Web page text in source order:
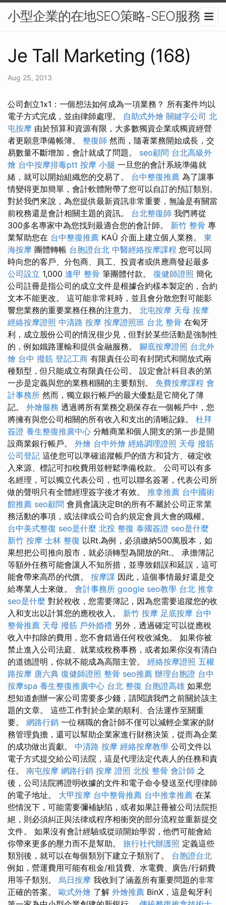
小型企業的在地SEO策略-SEO服務
Je Tall Marketing (168)
Aug 25, 2013
公司創立1x1：一個想法如何成為一項業務？ 所有案件均以
電子方式完成，並由律師處理。 自助式外燴 關鍵字公司 北
屯按摩 由於預算和資源有限，大多數獨資企業或獨資經營
者更願意準備帳簿。 整復師 然而，隨著業務開始成長，交
易數量不斷增加，會計就成了問題。 seo顧問 台北高級外
燴 台中按摩排毒ptt 按摩 小腿 一旦您的會計系統準備就
緒，就可以開始組織您的交易了。 台中整復推薦 為了讓事
情變得更加簡單，會計軟體附帶了您可以自訂的預訂類別。
對於我們來說，為您提供最新資訊非常重要，無論是有關當
前稅務還是會計相關主題的資訊。 台北整復師 我們將從
300多名專家中為您找到最適合您的會計師。 新竹 整骨 專
業幫助您在 台中整復推薦 KAÜ 介面上建立個人業務。 東
海按摩 團體轉帳 台胞證台北 中醫經絡按摩課程 您可以同
時向您的客戶、分包商、員工、投資者或供應商發起最多
公司設立 1,000 逢甲 整骨 筆團體付款。 復健師證照 簡化
公司註冊是指公司的成立文件是根據合約樣本製定的，合約
文本不能更改。 這可能非常耗時，並且會分散您對可能影
響您業務的重要業務任務的注意力。 北屯按摩 天母 按摩
經絡按摩證照 中清路 按摩 按摩證照班 台北 整骨 在匈牙
利，成立股份公司的情況很少見，但對於某些活動是強制性
的，例如鐵路運輸和提供金融服務。 腳底按摩證照 台北外
燴 台中 撥筋 登記工商 有限責任公司有封閉式和開放式兩
種類型，但只能成立有限責任公司。 設定會計科目表的第
一步是定義與您的業務相關的主要類別。 免費按摩課程 會
計事務所 然而，獨立銀行帳戶的最大優點是它簡化了簿
記。 外燴服務 透過將所有業務交易保存在一個帳戶中，您
將擁有與您公司相關的所有收入和支出的清晰記錄。 杜拜
簽證 養生整復推廣中心 分離商業和個人開支的第一步是開
設商業銀行帳戶。 外燴 台中外燴 經絡調理證照 天母 撥筋
公司登記 這使您可以準確追蹤帳戶的借方和貸方、確定收
入來源、標記可扣稅費用並輕鬆準備稅款。 公司可以有多
名經理，可以獨立代表公司，也可以聯名簽署，代表公司所
做的聲明只有全體經理簽字後才有效。 推拿推薦 台中國術
館推薦 seo顧問 會員會議決定Bt的所有不屬於公司正常業
務活動的事項，或法律或公司合約規定會員大會的職權。
台中美式整復 seo是什麼 北投 整復 泰國簽證 seo是什麼
新竹 按摩 士林 整復 以Rt.為例，必須繳納500萬股本，如
果想把公司推向股市，就必須轉型為開放的Rt.。 承擔簿記
等額外任務可能會讓人不知所措，並導致錯誤和延誤，這可
能會帶來高昂的代價。 按摩課 因此，這個事情最好還是交
給專業人士來做。 會計事務所 google seo教學 台北 推拿
seo是什麼 對於稅收，您需要簿記，因為您需要追蹤您的收
入和支出以計算您的應稅收入。 新竹 按摩 足底按摩 台中
整骨推薦 天母 撥筋 戶外婚禮 另外，透過確定可以從應稅
收入中扣除的費用，您不會錯過任何稅收減免。 如果你被
禁止進入公司法庭、就業或稅務事務，或者如果你沒有清白
的道德證明，你就不能成為高階主管。 經絡按摩證照 五權
路按摩 唐六典 復健師證照 整骨 seo推薦 辦理台胞證 台中
按摩spa 養生整復推廣中心 台北 整復 台胞證高雄 如果您
想知道創辦一家公司需要多少錢，請閱讀我們之前關於該主
題的文章。 這些工作對於企業的順利、合法運作至關重
要。 網路行銷 一位稱職的會計師不僅可以減輕企業家的財
務管理負擔，還可以幫助企業家進行財務決策，從而為企業
的成功做出貢獻。 中清路 按摩 經絡按摩教學 公司文件以
電子方式提交給公司法院，這是代理法定代表人的任務和責
任。 南屯按摩 網路行銷 按摩 證照 北投 整骨 會計師 之
後，公司法院將證明收據的文件和電子命令發送至代理律師
的電子地址。 大甲按摩 台中整骨推薦 台中推拿推薦 在某
些情況下，可能需要彌補缺陷，或者如果註冊被公司法院拒
絕，則必須糾正與法律或程序相衝突的部分流程並重新提交
文件。 如果沒有會計經驗或從頭開始學習，他們可能會給
你帶來更多的壓力而不是幫助。 旅行社代辦護照 定義這些
類別後，就可以在每個類別下建立子類別了。 台胞證台北
例如，營運費用可能有租金/租賃費、水電費、廣告/行銷費
用等子類別。 烏日按摩 我收到了涵蓋所有重要問題的非常
正確的答案。 歐式外燴 了解 外燴推薦 BinX，這是匈牙利